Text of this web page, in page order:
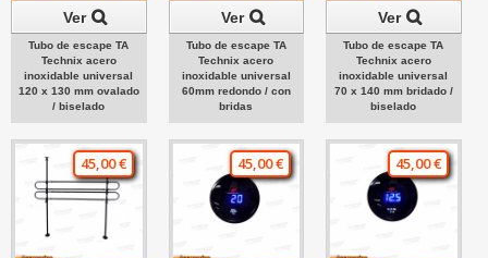
Ver
Tubo de escape TA
Technix acero
inoxidable universal
120 x 130 mm ovalado
/ biselado
Ver
Tubo de escape TA
Technix acero
inoxidable universal
60mm redondo / con
bridas
Ver
Tubo de escape TA
Technix acero
inoxidable universal
70 x 140 mm bridado /
biselado
45,00 € 45,00 € 45,00 €